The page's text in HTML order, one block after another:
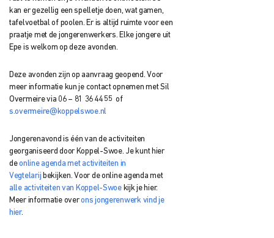
kan er gezellig een spelletje doen, wat gamen,
tafelvoetbal of poolen. Er is altijd ruimte voor een
praatje met de jongerenwerkers. Elke jongere uit
Epe is welkom op deze avonden.
Deze avonden zijn op aanvraag geopend. Voor
meer informatie kun je contact opnemen met Sil
Overmeire via 06 – 81 36 44 55 of
s.overmeire@koppelswoe.nl
Jongerenavond is één van de activiteiten
georganiseerd door Koppel-Swoe. Je kunt hier
deonline agenda met activiteiten in
Vegtelarij bekijken. Voor de online agenda met
alle activiteiten van Koppel-Swoekijk je hier.
Meer informatie overons jongerenwerk vind je
hier.